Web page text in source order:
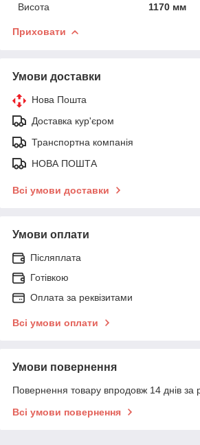
Висота
1170 мм
Приховати
Умови доставки
Нова Пошта
Доставка кур'єром
Транспортна компанія
НОВА ПОШТА
Всі умови доставки
Умови оплати
Післяплата
Готівкою
Оплата за реквізитами
Всі умови оплати
Умови повернення
Повернення товару впродовж 14 днів за
Всі умови повернення